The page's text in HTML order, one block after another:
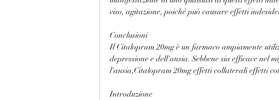
viso, agitazione, poiché può causare effetti
Conclusioni
Il Citalopram 20mg è un farmaco ampiamente
depressione e dell'ansia. Sebbene sia efficace nel
l'ansia,Citalopram 20mg effetti collaterali effetti
Introduzione